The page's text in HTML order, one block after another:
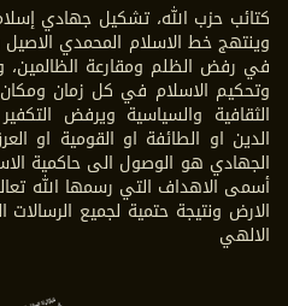
كتائب حزب الله، تشكيل جهادي
وينتهج خط الاسلام المحمدي الاصيل
في رفض الظلم ومقارعة
وتحكيم الاسلام في كل زمان
الثقافية والسياسية ويرفض
الدين او الطائفة او القومية او
الجهادي هو الوصول الى حاكمية
أسمى الاهداف التي رسمها الله
الارض ونتيجة حتمية لجميع
الالهي